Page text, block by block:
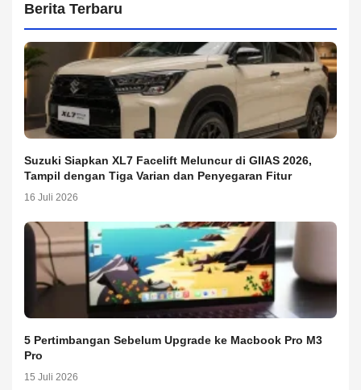
Berita Terbaru
Suzuki Siapkan XL7 Facelift Meluncur di GIIAS 2026,
Tampil dengan Tiga Varian dan Penyegaran Fitur
16 Juli 2026
5 Pertimbangan Sebelum Upgrade ke Macbook Pro M3
Pro
15 Juli 2026